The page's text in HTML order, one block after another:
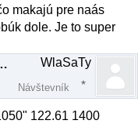
makajú pre naás
dole. Je to super
ACER x223w
WlaSaTy
Návštevník
122.61 1400